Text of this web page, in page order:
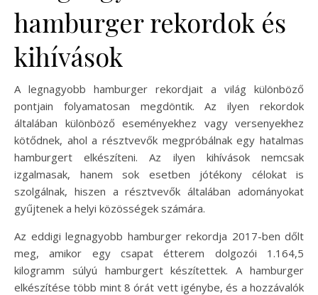
hamburger rekordok és
kihívások
A legnagyobb hamburger rekordjait a világ különböző
pontjain folyamatosan megdöntik. Az ilyen rekordok
általában különböző eseményekhez vagy versenyekhez
kötődnek, ahol a résztvevők megpróbálnak egy hatalmas
hamburgert elkészíteni. Az ilyen kihívások nemcsak
izgalmasak, hanem sok esetben jótékony célokat is
szolgálnak, hiszen a résztvevők általában adományokat
gyűjtenek a helyi közösségek számára.
Az eddigi legnagyobb hamburger rekordja 2017-ben dőlt
meg, amikor egy csapat étterem dolgozói 1.164,5
kilogramm súlyú hamburgert készítettek. A hamburger
elkészítése több mint 8 órát vett igénybe, és a hozzávalók